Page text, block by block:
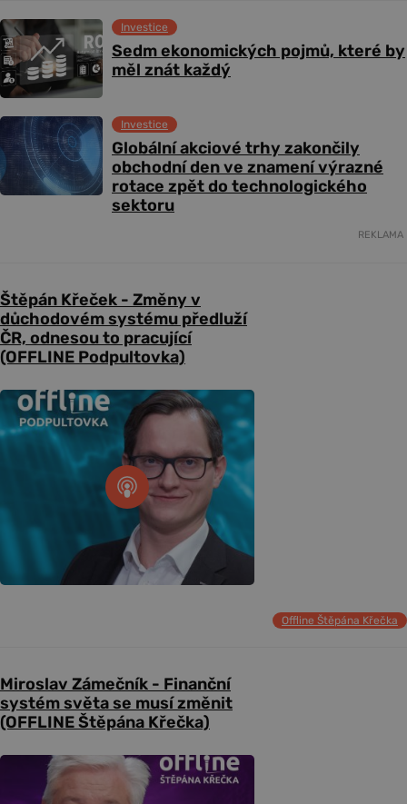
Sedm ekonomických pojmů, které by
měl znát každý
Investice
Globální akciové trhy zakončily
obchodní den ve znamení výrazné
rotace zpět do technologického
sektoru
Investice
REKLAMA
Štěpán Křeček - Změny v
důchodovém systému předluží
ČR, odnesou to pracující
(OFFLINE Podpultovka)
Offline Štěpána Křečka
Miroslav Zámečník - Finanční
systém světa se musí změnit
(OFFLINE Štěpána Křečka)